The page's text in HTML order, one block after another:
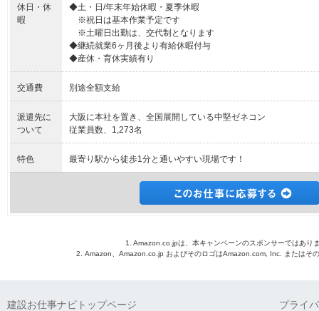
休日・休
暇
◆土・日/年末年始休暇・夏季休暇
※祝日は基本作業予定です
※土曜日出勤は、交代制となります
◆継続就業6ヶ月後より有給休暇付与
◆産休・育休実績有り
交通費 別途全額支給
派遣先に
ついて
大阪に本社を置き、全国展開している中堅ゼネコン
従業員数、1,273名
特色 最寄り駅から徒歩1分と通いやすい現場です！
1. Amazon.co.jpは、本キャンペーンのスポンサーではあり
2. Amazon、Amazon.co.jp およびそのロゴはAmazon.com, Inc. またはそ
建設お仕事ナビトップページ プライ